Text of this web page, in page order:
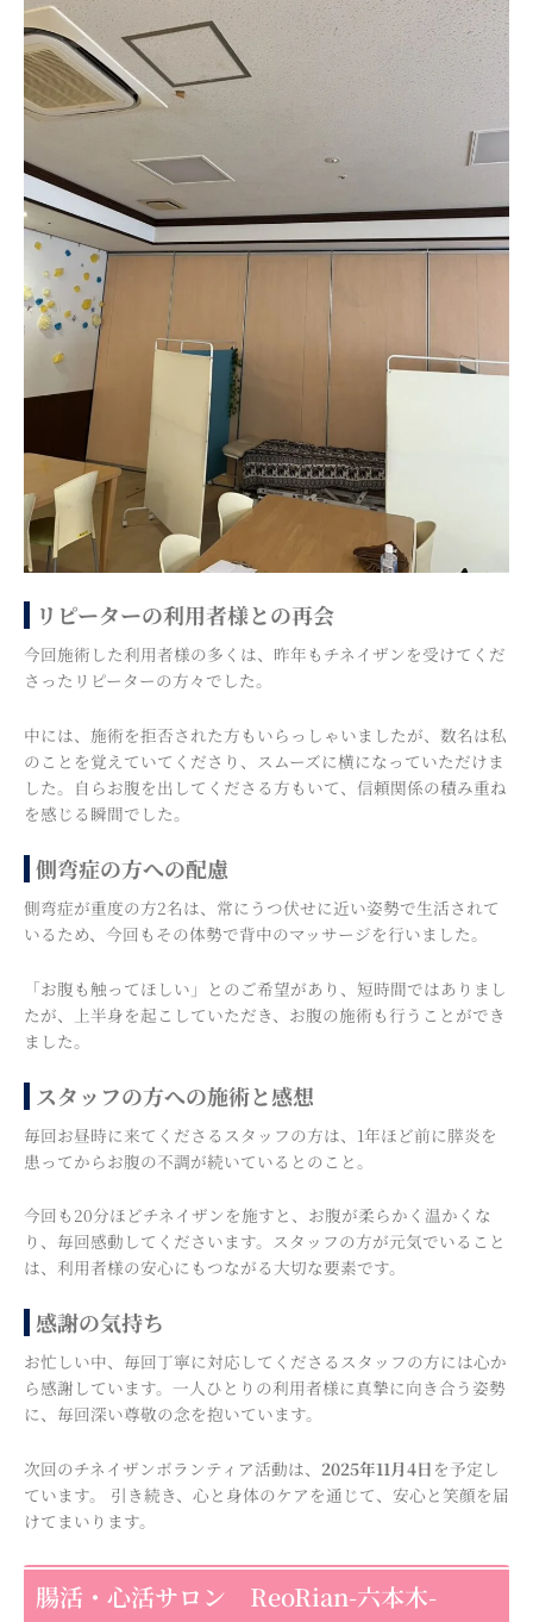
リピーターの利用者様との再会
今回施術した利用者様の多くは、昨年もチネイザンを受けてくだ
さったリピーターの方々でした。
中には、施術を拒否された方もいらっしゃいましたが、数名は私
のことを覚えていてくださり、スムーズに横になっていただけま
した。自らお腹を出してくださる方もいて、信頼関係の積み重ね
を感じる瞬間でした。
側弯症の方への配慮
側弯症が重度の方2名は、常にうつ伏せに近い姿勢で生活されて
いるため、今回もその体勢で背中のマッサージを行いました。
「お腹も触ってほしい」とのご希望があり、短時間ではありまし
たが、上半身を起こしていただき、お腹の施術も行うことができ
ました。
スタッフの方への施術と感想
毎回お昼時に来てくださるスタッフの方は、1年ほど前に膵炎を
患ってからお腹の不調が続いているとのこと。
今回も20分ほどチネイザンを施すと、お腹が柔らかく温かくな
り、毎回感動してくださいます。スタッフの方が元気でいること
は、利用者様の安心にもつながる大切な要素です。
感謝の気持ち
お忙しい中、毎回丁寧に対応してくださるスタッフの方には心か
ら感謝しています。一人ひとりの利用者様に真摯に向き合う姿勢
に、毎回深い尊敬の念を抱いています。
次回のチネイザンボランティア活動は、 2025年11月4日 を予定し
ています。 引き続き、心と身体のケアを通じて、安心と笑顔を届
けてまいります。
腸活・心活サロン ReoRian-六本木-